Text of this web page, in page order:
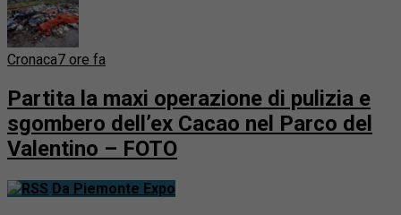
Cronaca7 ore fa
Partita la maxi operazione di pulizia e
sgombero dell’ex Cacao nel Parco del
Valentino – FOTO
Da Piemonte Expo